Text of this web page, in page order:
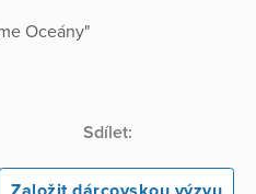
Oceány"
Sdílet: